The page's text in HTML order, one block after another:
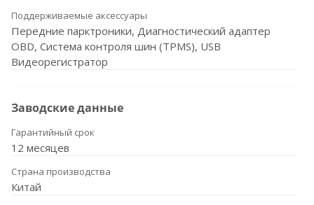
Поддерживаемые аксессуары
Передние парктроники, Диагностический адаптер
OBD, Система контроля шин (TPMS), USB
Видеорегистратор
Заводские данные
Гарантийный срок
12 месяцев
Страна производства
Китай